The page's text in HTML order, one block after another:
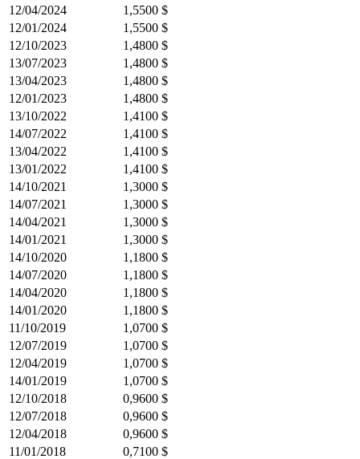
12/04/2024
1,5500 $
12/01/2024
1,5500 $
12/10/2023
1,4800 $
13/07/2023
1,4800 $
13/04/2023
1,4800 $
12/01/2023
1,4800 $
13/10/2022
1,4100 $
14/07/2022
1,4100 $
13/04/2022
1,4100 $
13/01/2022
1,4100 $
14/10/2021
1,3000 $
14/07/2021
1,3000 $
14/04/2021
1,3000 $
14/01/2021
1,3000 $
14/10/2020
1,1800 $
14/07/2020
1,1800 $
14/04/2020
1,1800 $
14/01/2020
1,1800 $
11/10/2019
1,0700 $
12/07/2019
1,0700 $
12/04/2019
1,0700 $
14/01/2019
1,0700 $
12/10/2018
0,9600 $
12/07/2018
0,9600 $
12/04/2018
0,9600 $
11/01/2018
0,7100 $